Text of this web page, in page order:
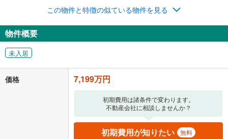
ナス時の増額分（1回分）を入力してください。
ボーナス払いの限度額は金融機関によって異なります。
閉じる
月々の返済額
る値は、実際の金融機関等における貸出金利とは何ら関係がなく、実際
の金融機関等における貸出金利を何ら保証するものではありません。返
済方法「元利均等返済」にて算出しております。入力された金利を35年
適用した場合の計算結果を表示しています。
その他月額費用や、初期費用がかかります。ご注意ください。実際にお
借り入れの際は各金融機関等に、必ずご自身でご確認をお願いいたしま
この物件と特徴の似ている物件を見る
物件概要
未入居
価格 7,199万円
初期費用は諸条件で変わります。
不動産会社に相談しませんか？
初期費用が知りたい 無料